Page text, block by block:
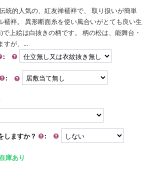
統的人気の、紅友禅襦袢で、 取り扱いが簡単
襦袢。 異形断面糸を使い風合いがとても良い生
上絵は白抜きの柄です。 柄の松は、能舞台・
すが、...
:
:
しますか？ :
庫あり